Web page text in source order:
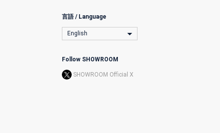
言語 / Language
English
Follow SHOWROOM
SHOWROOM Official X